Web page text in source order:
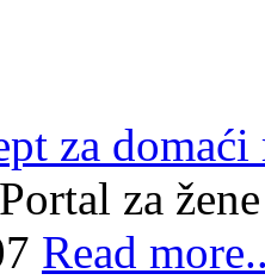
za
Portal za žene
Read